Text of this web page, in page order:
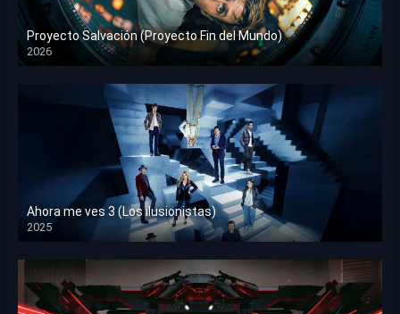
Proyecto Salvación (Proyecto Fin del Mundo)
2026
HD 1080p
Ahora me ves 3 (Los ilusionistas)
2025
HD 1080p